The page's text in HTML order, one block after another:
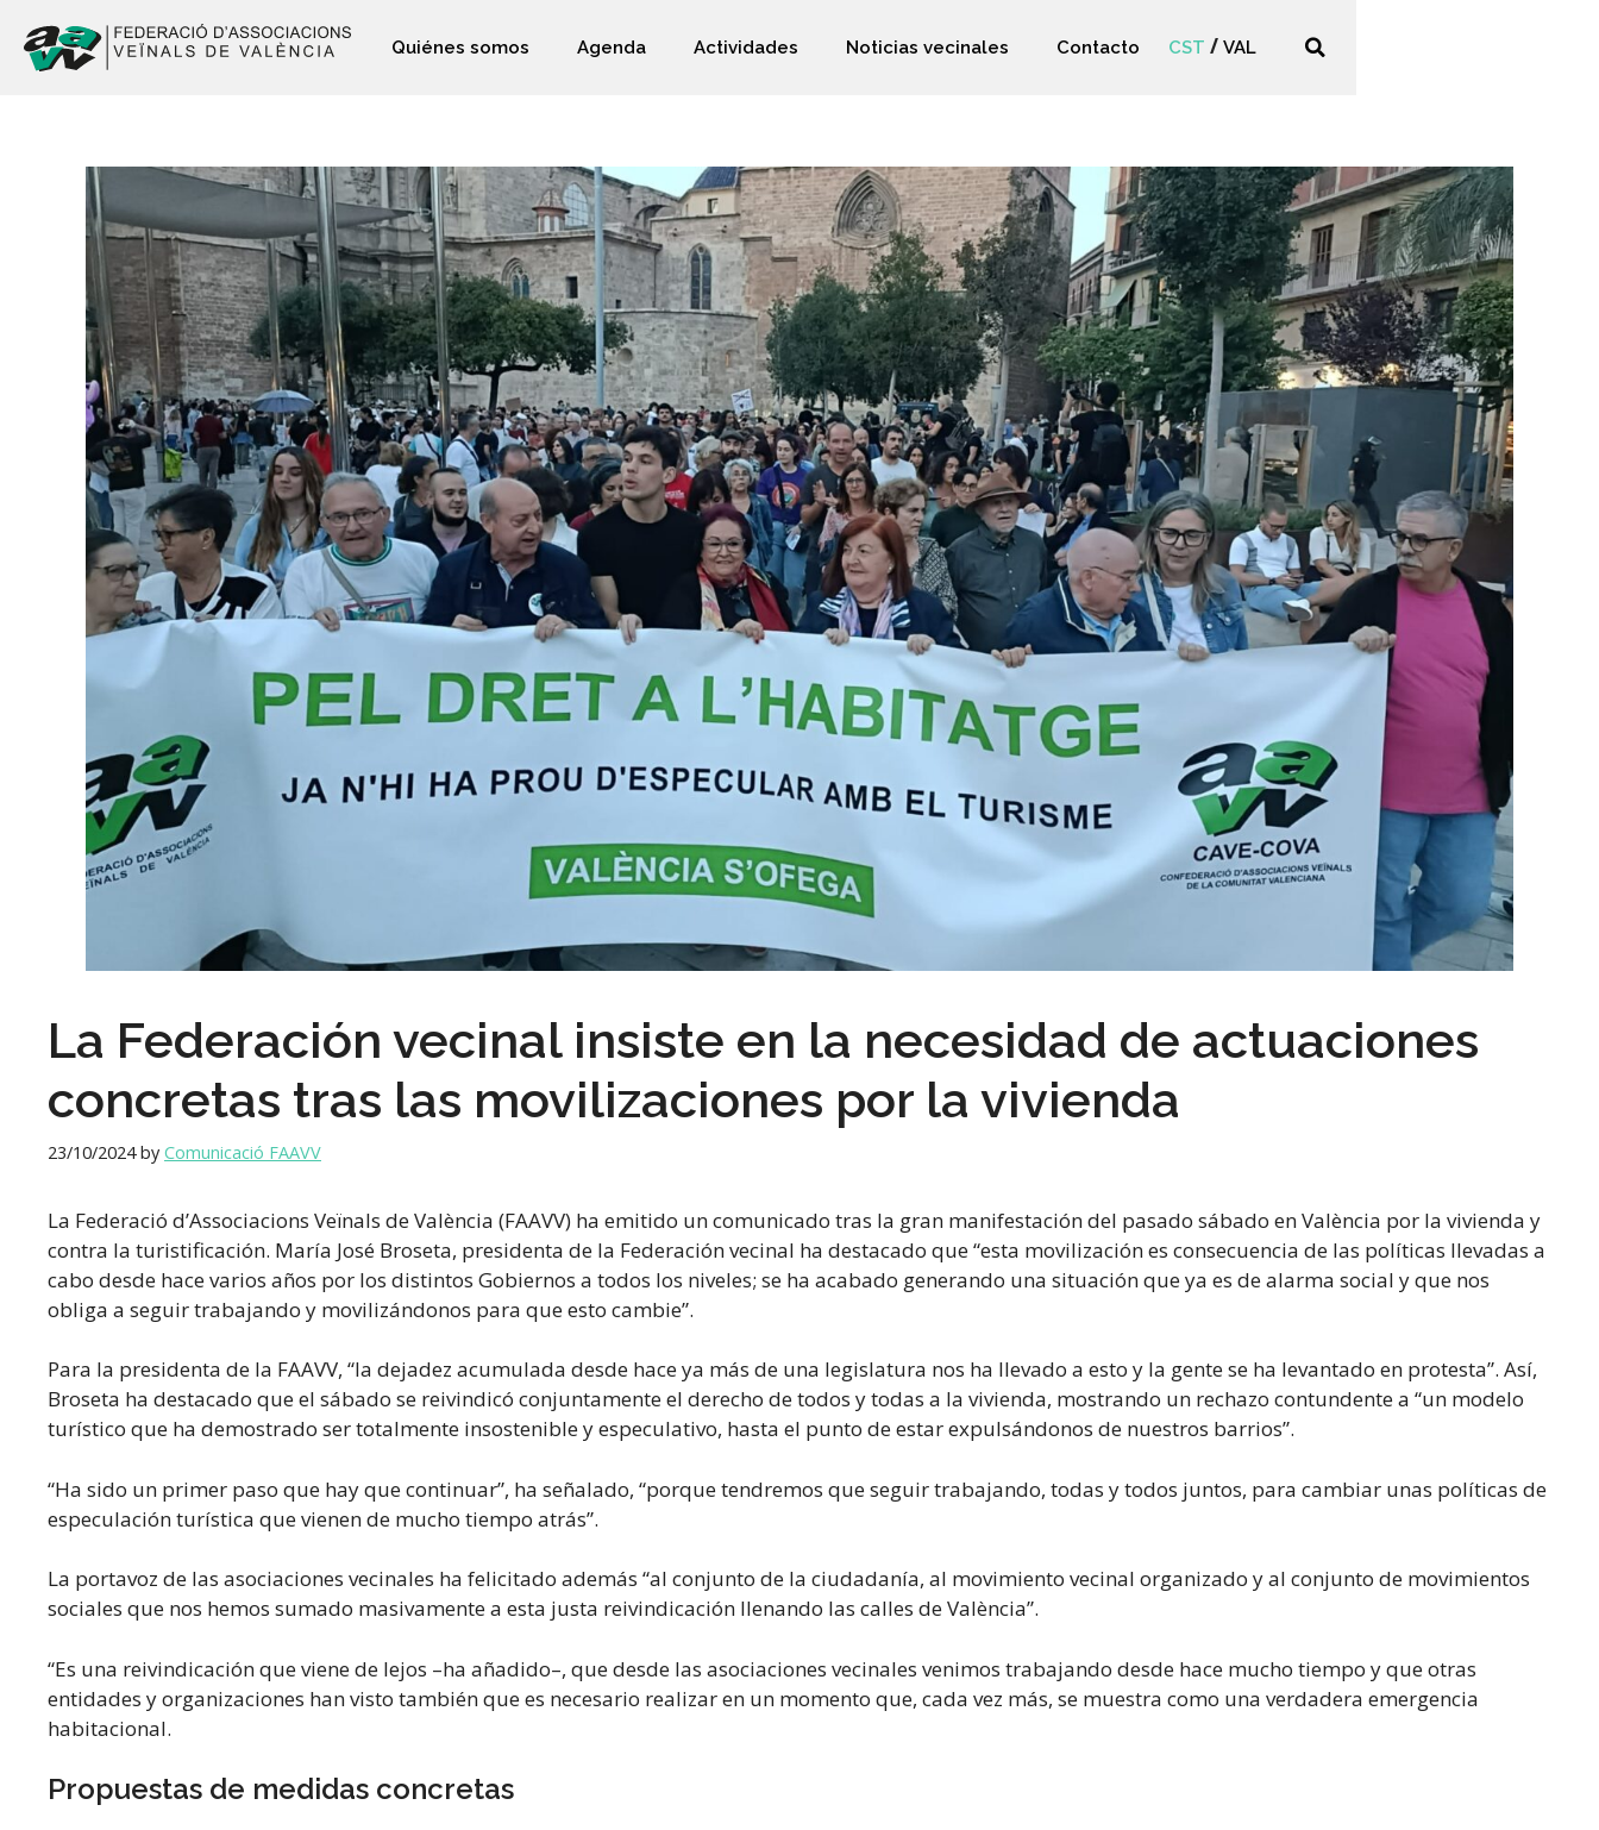
Quiénes somos Agenda Actividades Noticias vecinales Contacto CST VAL
La Federación vecinal insiste en la necesidad de actuaciones
concretas tras las movilizaciones por la vivienda
23/10/2024 by Comunicació FAAVV
La Federació d’Associacions Veïnals de València (FAAVV) ha emitido un comunicado tras la gran manifestación del pasado sábado en València por la vivienda y
contra la turistificación. María José Broseta, presidenta de la Federación vecinal ha destacado que “esta movilización es consecuencia de las políticas llevadas a
cabo desde hace varios años por los distintos Gobiernos a todos los niveles; se ha acabado generando una situación que ya es de alarma social y que nos
obliga a seguir trabajando y movilizándonos para que esto cambie”.
Para la presidenta de la FAAVV, “la dejadez acumulada desde hace ya más de una legislatura nos ha llevado a esto y la gente se ha levantado en protesta”. Así,
Broseta ha destacado que el sábado se reivindicó conjuntamente el derecho de todos y todas a la vivienda, mostrando un rechazo contundente a “un modelo
turístico que ha demostrado ser totalmente insostenible y especulativo, hasta el punto de estar expulsándonos de nuestros barrios”.
“Ha sido un primer paso que hay que continuar”, ha señalado, “porque tendremos que seguir trabajando, todas y todos juntos, para cambiar unas políticas de
especulación turística que vienen de mucho tiempo atrás”.
La portavoz de las asociaciones vecinales ha felicitado además “al conjunto de la ciudadanía, al movimiento vecinal organizado y al conjunto de movimientos
sociales que nos hemos sumado masivamente a esta justa reivindicación llenando las calles de València”.
“Es una reivindicación que viene de lejos –ha añadido–, que desde las asociaciones vecinales venimos trabajando desde hace mucho tiempo y que otras
entidades y organizaciones han visto también que es necesario realizar en un momento que, cada vez más, se muestra como una verdadera emergencia
habitacional.
Propuestas de medidas concretas